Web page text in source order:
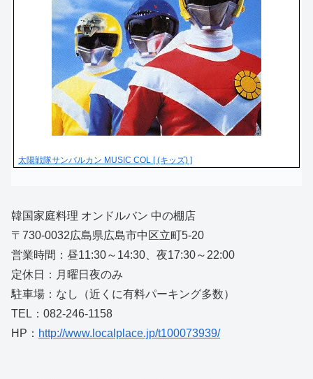
太陽戦隊サンバルカン MUSIC COL [ (キッズ) ]
韓国家庭料理 オンドルバン 中の棚店
〒730-0032広島県広島市中区立町5-20
営業時間：昼11:30～14:30、夜17:30～22:00
定休日：月曜日夜のみ
駐車場：なし（近くに有料パーキング多数）
TEL：082-246-1158
HP： http://www.localplace.jp/t100073939/